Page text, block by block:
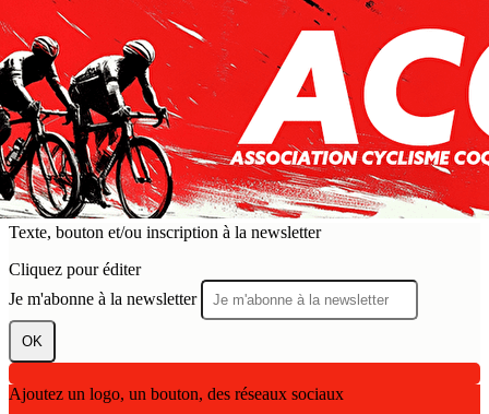
Exporter les lignes sélectionnées
Exporter toutes les colonnes
Exporter uniquement les colonnes affichées
Menu
?>
Images de la page d'accueil
Cliquez pour éditer
Texte, bouton et/ou inscription à la newsletter
Cliquez pour éditer
Je m'abonne à la newsletter
OK
Ajoutez un logo, un bouton, des réseaux sociaux